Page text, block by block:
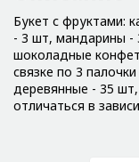
Букет с фруктами:
- 3 шт, мандарины -
шоколадные
связке по 3
деревянные - 35
отличаться в